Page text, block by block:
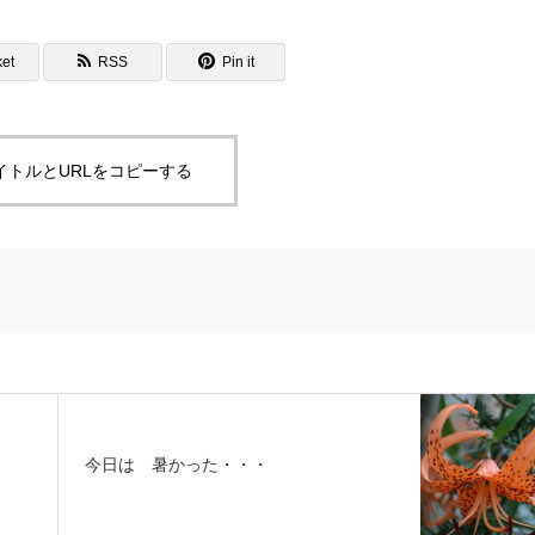
RSS Pin it
トルとURLをコピーする
今日は 暑かった・・・